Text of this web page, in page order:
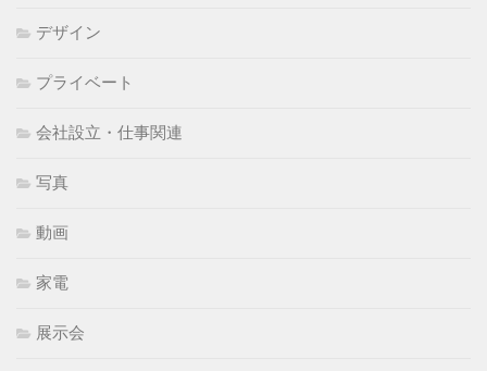
デザイン
プライベート
会社設立・仕事関連
写真
動画
家電
展示会